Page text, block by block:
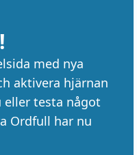
med nya
aktivera hjärnan
eller testa något
Ordfull har nu